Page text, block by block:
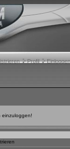
Profil
einzuloggen!